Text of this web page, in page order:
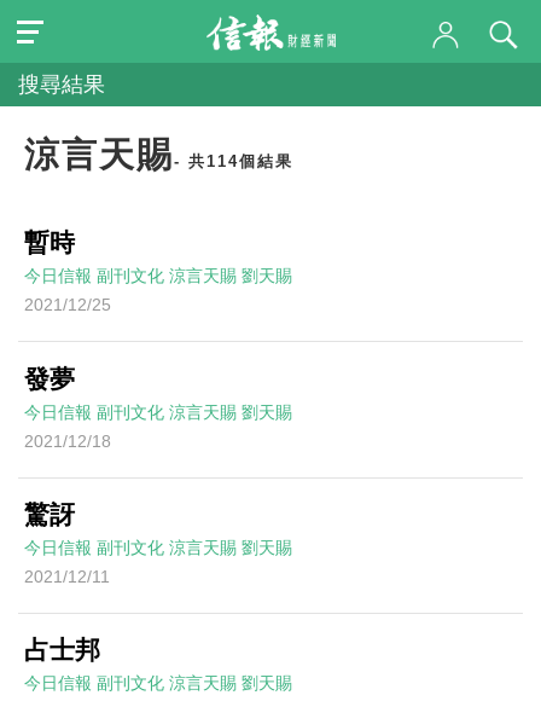
搜尋結果
涼言天賜- 共114個結果
暫時
今日信報 副刊文化 涼言天賜 劉天賜
2021/12/25
發夢
今日信報 副刊文化 涼言天賜 劉天賜
2021/12/18
驚訝
今日信報 副刊文化 涼言天賜 劉天賜
2021/12/11
占士邦
今日信報 副刊文化 涼言天賜 劉天賜